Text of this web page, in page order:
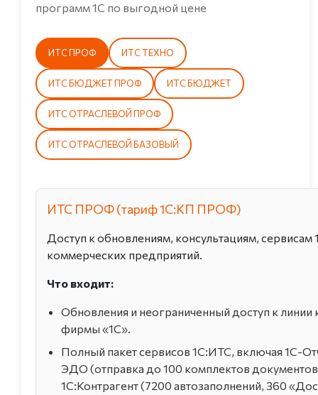
программ 1С по выгодной цене
ИТС ПРОФ ИТС ТЕХНО
ИТС БЮДЖЕТ ПРОФ ИТС БЮДЖЕТ
ИТС ОТРАСЛЕВОЙ ПРОФ
ИТС ОТРАСЛЕВОЙ БАЗОВЫЙ
ИТС ПРОФ (тариф 1С:КП ПРОФ)
Доступ к обновлениям, консультациям,
коммерческих предприятий.
Что входит:
Обновления и неограниченный доступ к линии
фирмы «1С».
Полный пакет сервисов 1С:ИТС, включая 1С-
ЭДО (отправка до 100 комплектов
1С:Контрагент (7200 автозаполнений, 360